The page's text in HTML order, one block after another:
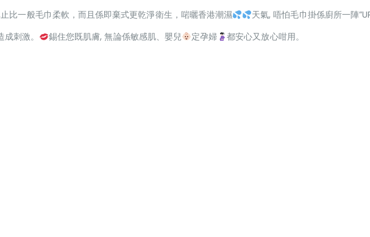
比一般毛巾柔軟，而且係即棄式更乾淨衛生，啱曬香港潮濕
天氣, 唔怕毛巾掛係廚所一陣
刺激。
錫住您既肌膚, 無論係敏感肌、嬰兒 定孕婦
都安心又放心咁用。